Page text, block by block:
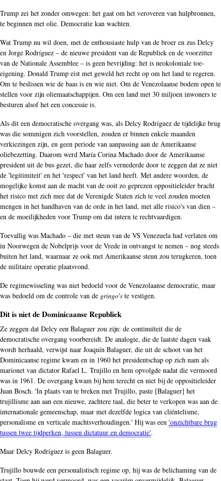
Trump zei het zonder omwegen: het gaat om het veroveren van hulpbronnen,
te beginnen met olie. Democratie kan wachten.
Wat Trump nu wil doen, met de enthousiaste hulp van de broer en zus Delcy
en Jorge Rodríguez – de nieuwe president van de Republiek en de voorzitter
van de Nationale Assemblee – is geen bevrijding: het is neokoloniale toe-
eigening. Donald Trump eist met geweld het recht op om het land te regeren.
Om te beslissen wie de baas is en wie niet. Om de Venezolaanse bodem open te
stellen voor zijn oliemaatschappijen. Om een land met 30 miljoen inwoners te
besturen alsof het een concessie is.
Als dit een democratische overgang was, als Delcy Rodríguez de tijdelijke brug
was die sommigen zich voorstellen, zouden er binnen enkele maanden
verkiezingen zijn, en geen periode van aanpassing aan de Amerikaanse
oliebezetting. Daarom werd María Corina Machado door de Amerikaanse
president uit de bus gezet, die haar zelfs vernederde door te zeggen dat ze niet
de 'legitimiteit' en het 'respect' van het land heeft. Met andere woorden, de
mogelijke komst aan de macht van de ooit zo geprezen oppositieleider bracht
het risico met zich mee dat de Verenigde Staten zich te veel zouden moeten
mengen in het handhaven van de orde in het land, met alle risico's van dien –
en de moeilijkheden voor Trump om dat intern te rechtvaardigen.
Toevallig was Machado – die met steun van de VS Venezuela had verlaten om
in Noorwegen de Nobelprijs voor de Vrede in ontvangst te nemen – nog steeds
buiten het land, waarnaar ze ook met Amerikaanse steun zou terugkeren, toen
de militaire operatie plaatsvond.
De regimewisseling was niet bedoeld voor de Venezolaanse democratie, maar
was bedoeld om de controle van de gringo's te vestigen.
Dit is niet de Dominicaanse Republiek
Ze zeggen dat Delcy een Balaguer zou zijn: de continuïteit die de
democratische overgang voorbereidt. De analogie, die de laatste dagen vaak
wordt herhaald, verwijst naar Joaquín Balaguer, die uit de schoot van het
Dominicaanse regime kwam en in 1960 het presidentschap op zich nam als
marionet van dictator Rafael L. Trujillo en hem opvolgde nadat die vermoord
was in 1961. De overgang kwam bij hem terecht en niet bij de oppositieleider
Juan Bosch. 'In plaats van te breken met Trujillo, paste [Balaguer] het
trujillisme aan aan een nieuwe, zachtere taal, die beter te verkopen was aan de
internationale gemeenschap, maar met dezelfde logica van cliëntelisme,
personalisme en verticale machtsverhoudingen.' Hij was een 'onzichtbare brug
tussen twee tijdperken, tussen dictatuur en democratie'.
Maar Delcy Rodríguez is geen Balaguer.
Trujillo bouwde een personalistisch regime op, hij was de belichaming van de